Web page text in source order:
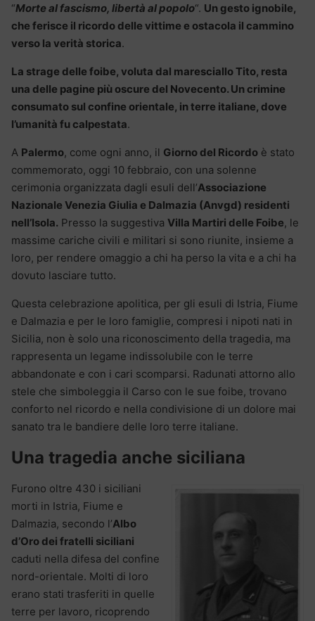
“Morte al fascismo, libertà al popolo“. Un gesto ignobile,
che ferisce il ricordo delle vittime e ostacola il cammino
verso la verità storica.
La strage delle foibe, voluta dal maresciallo Tito, resta
una delle pagine più oscure del Novecento. Un crimine
consumato sul confine orientale, in terre italiane, dove
l’umanità fu calpestata.
A Palermo, come ogni anno, il Giorno del Ricordo è stato
commemorato, oggi 10 febbraio, con una solenne
cerimonia organizzata dagli esuli dell’Associazione
Nazionale Venezia Giulia e Dalmazia (Anvgd) residenti
nell’Isola. Presso la suggestiva Villa Martiri delle Foibe, le
massime cariche civili e militari si sono riunite, insieme a
loro, per rendere omaggio a chi ha perso la vita e a chi ha
dovuto lasciare tutto.
Questa celebrazione apolitica, per gli esuli di Istria, Fiume
e Dalmazia e per le loro famiglie, compresi i nipoti nati in
Sicilia, non è solo una riconoscimento della tragedia, ma
rappresenta un legame indissolubile con le terre
abbandonate e con i cari scomparsi. Radunati attorno allo
stele che simboleggia il Carso con le sue foibe, trovano
conforto nel ricordo e nella condivisione di un dolore mai
sanato tra le bandiere delle loro terre italiane.
Una tragedia anche siciliana
Furono oltre 430 i siciliani
morti in Istria, Fiume e
Dalmazia, secondo l’Albo
d’Oro dei fratelli siciliani
caduti nella difesa del confine
nord-orientale. Molti di loro
erano stati trasferiti in quelle
terre per lavoro, ricoprendo